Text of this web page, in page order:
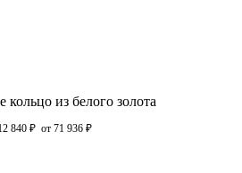
кольцо из белого золота
840 ₽ от 71 936 ₽